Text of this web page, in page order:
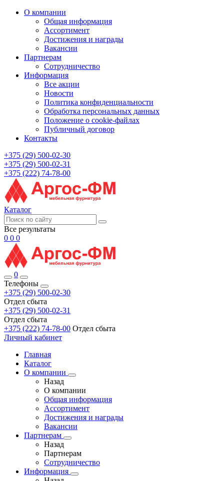
О компании
Общая информация
Ассортимент
Достижения и награды
Вакансии
Партнерам
Сотрудничество
Информация
Все акции
Новости
Политика конфиденциальности
Обработка персональных данных
Положение о cookie-файлах
Публичный договор
Контакты
+375 (29) 500-02-30
+375 (29) 500-02-31
+375 (222) 74-78-00
Каталог
Все результаты
0 0 0
0
Телефоны
+375 (29) 500-02-30
Отдел сбыта
+375 (29) 500-02-31
Отдел сбыта
+375 (222) 74-78-00 Отдел сбыта
Личный кабинет
Главная
Каталог
О компании
Назад
О компании
Общая информация
Ассортимент
Достижения и награды
Вакансии
Партнерам
Назад
Партнерам
Сотрудничество
Информация